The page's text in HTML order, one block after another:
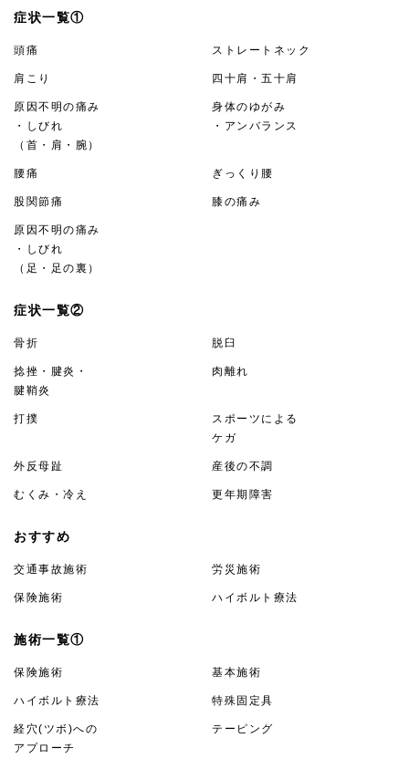
症状一覧①
頭痛 ストレートネック
肩こり 四十肩・五十肩
原因不明の痛み
・しびれ
（首・肩・腕）
身体のゆがみ
・アンバランス
腰痛 ぎっくり腰
股関節痛 膝の痛み
原因不明の痛み
・しびれ
（足・足の裏）
症状一覧②
骨折 脱臼
捻挫・腱炎・
腱鞘炎
肉離れ
打撲
スポーツによる
ケガ
外反母趾 産後の不調
むくみ・冷え 更年期障害
おすすめ
交通事故施術 労災施術
保険施術 ハイボルト療法
施術一覧①
保険施術 基本施術
ハイボルト療法 特殊固定具
経穴(ツボ)への
アプローチ
テーピング